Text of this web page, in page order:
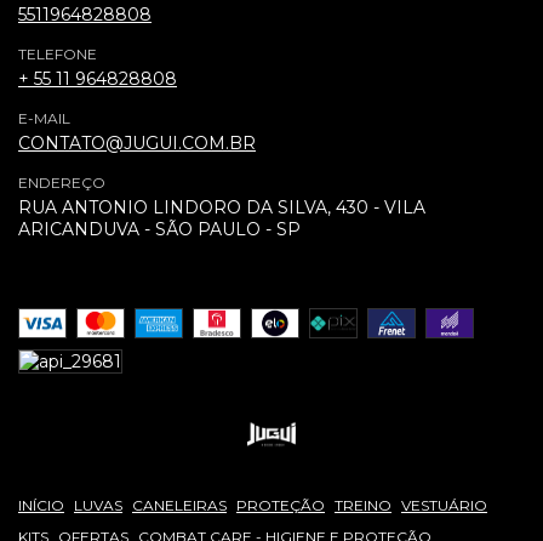
5511964828808
TELEFONE
+ 55 11 964828808
E-MAIL
CONTATO@JUGUI.COM.BR
ENDEREÇO
RUA ANTONIO LINDORO DA SILVA, 430 - VILA
ARICANDUVA - SÃO PAULO - SP
INÍCIO LUVAS CANELEIRAS PROTEÇÃO TREINO VESTUÁRIO
KITS OFERTAS COMBAT CARE - HIGIENE E PROTEÇÃO